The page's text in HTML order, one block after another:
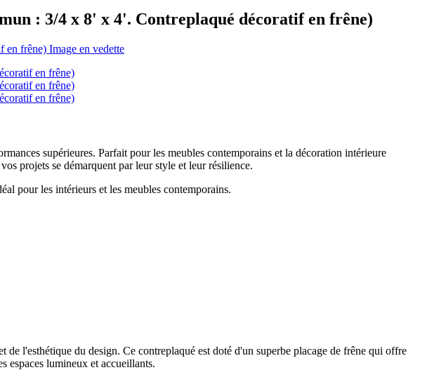
: 3/4 x 8' x 4'. Contreplaqué décoratif en frêne)
supérieures. Parfait pour les meubles contemporains et la décoration intérieure
projets se démarquent par leur style et leur résilience.
pour les intérieurs et les meubles contemporains.
l'esthétique du design. Ce contreplaqué est doté d'un superbe placage de frêne qui offre
espaces lumineux et accueillants.